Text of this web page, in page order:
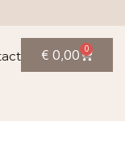
€ 0,00 0